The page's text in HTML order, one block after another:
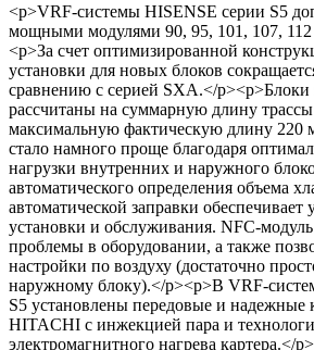
<p>VRF-системы HISENSE серии S5
мощными модулями 90, 95, 101, 107,
<p>За счет оптимизированной
установки для новых блоков
сравнению с серией SXA.</p><p>Блоки
рассчитаны на суммарную длину
максимальную фактическую длину 220
стало намного проще благодаря
нагрузки внутренних и наружного
автоматического определения объема
автоматической заправки
установки и обслуживания. NFC-модуль
проблемы в оборудовании, а также
настройки по воздуху (достаточно
наружному блоку).</p><p>В VRF-
S5 установлены передовые и надежные
HITACHI с инжекцией пара и
электромагнитного нагрева картера.</